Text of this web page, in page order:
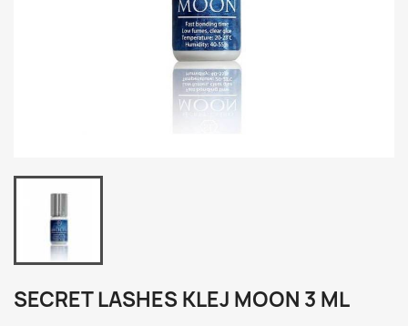
SECRET LASHES KLEJ MOON 3 ML